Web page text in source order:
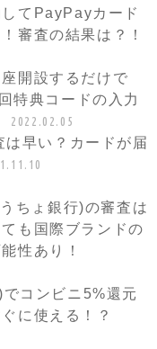
てPayPayカード
審査の結果は？！
開設するだけで
特典コードの入力
2022.02.05
早い？カードが届
ちょ銀行)の審査は
も国際ブランドの
性あり！
コンビニ5%還元
に使える！？